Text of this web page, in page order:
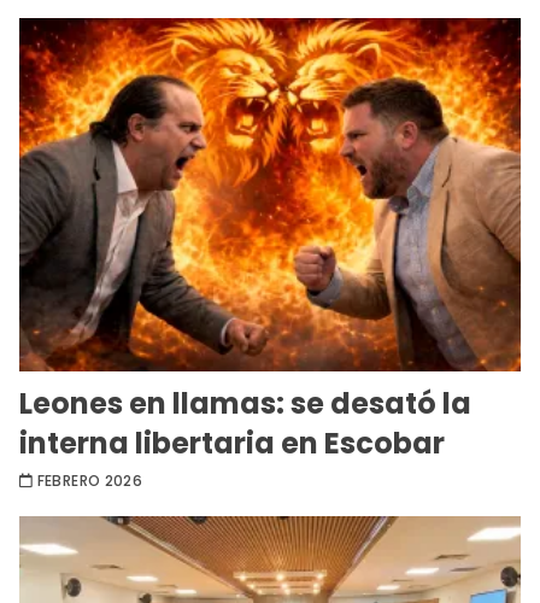
Leones en llamas: se desató la
interna libertaria en Escobar
FEBRERO 2026